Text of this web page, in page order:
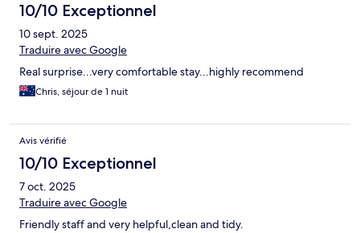
10/10 Exceptionnel
10 sept. 2025
Traduire avec Google
Real surprise...very comfortable stay...highly recommend
Chris, séjour de 1 nuit
Avis vérifié
10/10 Exceptionnel
7 oct. 2025
Traduire avec Google
Friendly staff and very helpful,clean and tidy.